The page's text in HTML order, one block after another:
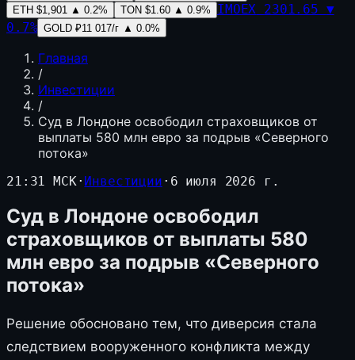
ETH $1,901 ▲ 0.2% TON $1.60 ▲ 0.9% IMOEX 2301.65 ▼
0.7% GOLD ₽11 017/г ▲ 0.0%
Главная
/
Инвестиции
/
Суд в Лондоне освободил страховщиков от
выплаты 580 млн евро за подрыв «Северного
потока»
21:31 МСК· Инвестиции · 6 июля 2026 г.
Суд в Лондоне освободил
страховщиков от выплаты 580
млн евро за подрыв «Северного
потока»
Решение обосновано тем, что диверсия стала
следствием вооруженного конфликта между